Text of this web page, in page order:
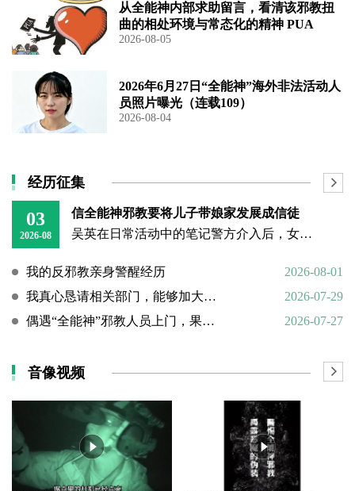
从全能神内部求助留言，看清该邪教扭
曲的相处环境与常态化的精神 PUA
2026-08-05
2026年6月27日“全能神”海外非法活动人
员照片曝光（连载109）
2026-08-04
经历征集
03
2026-08
信全能神邪教要将儿子带娘家发展成信徒
吴英在日常活动中的笔记警方介入后，女子丈夫向警方称，打人原因系担心妻子将儿子带回娘家“被带坏”，并反映妻子和丈母娘涉嫌信奉、传播“全能神”教。经一个多月的调查，警方在其丈母娘家中搜到大量证据，于23日
我的反邪教亲身警醒经历
2026-08-01
我真心恳请相关部门，能够加大对“全能神”邪教的打击力度
2026-07-29
偶遇“全能神”邪教人员上门，果断硬核驱离
2026-07-27
音像视频